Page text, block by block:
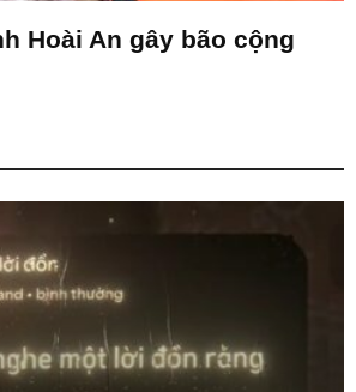
Hoài An gây bão cộng